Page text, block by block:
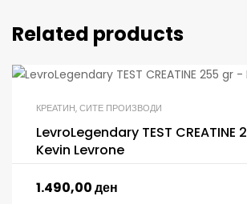
Related products
КРЕАТИН,СИТЕ ПРОИЗВОДИ
LevroLegendary TEST CREATINE
Kevin Levrone
1.490,00ден